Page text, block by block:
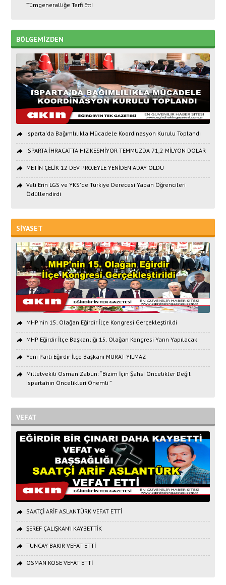
Tümgeneralliğe Terfi Etti
BÖLGEMİZDEN
Isparta'da Bağımlılıkla Mücadele Koordinasyon Kurulu Toplandı
ISPARTA İHRACATTA HIZ KESMİYOR TEMMUZDA 71,2 MİLYON DOLAR
METİN ÇELİK 12 DEV PROJEYLE YENİDEN ADAY OLDU
Vali Erin LGS ve YKS'de Türkiye Derecesi Yapan Öğrencileri
Ödüllendirdi
SİYASET
MHP'nin 15. Olağan Eğirdir İlçe Kongresi Gerçekleştirildi
MHP Eğirdir İlçe Başkanlığı 15. Olağan Kongresi Yarın Yapılacak
Yeni Parti Eğirdir İlçe Başkanı MURAT YILMAZ
Milletvekili Osman Zabun: “Bizim İçin Şahsi Öncelikler Değil
Isparta’nın Öncelikleri Önemli ”
VEFAT
SAATÇİ ARİF ASLANTÜRK VEFAT ETTİ
ŞEREF ÇALIŞKAN’I KAYBETTİK
TUNCAY BAKIR VEFAT ETTİ
OSMAN KÖSE VEFAT ETTİ